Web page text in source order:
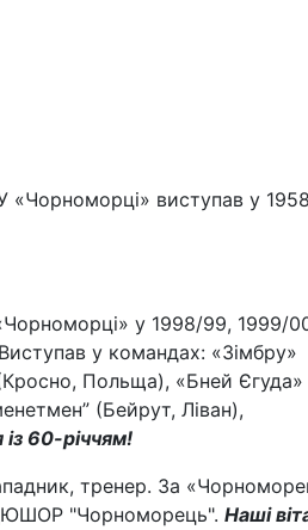
виступав у
у 1998/99, 1999/
у командах: «Зімбру»
Польща), «Бней Єгуда»
(Бейрут, Ліван),
із 60-річчям!
тренер. За
"Чорноморець". Наші